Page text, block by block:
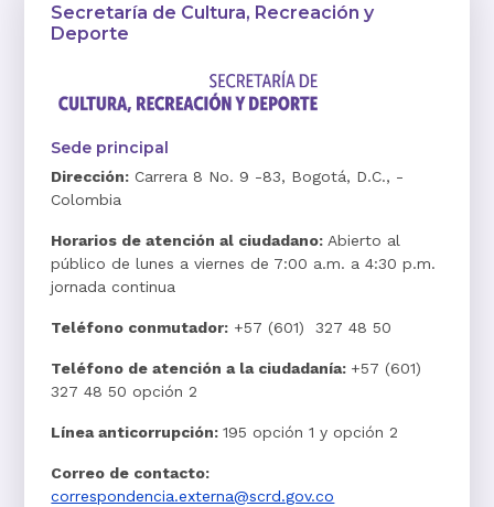
Secretaría de Cultura, Recreación y
Deporte
Sede principal
Dirección: Carrera 8 No. 9 -83, Bogotá, D.C., -
Colombia
Horarios de atención al ciudadano:Abierto al
público de lunes a viernes de 7:00 a.m. a 4:30 p.m.
jornada continua
Teléfono conmutador: +57 (601) 327 48 50
Teléfono de atención a la ciudadanía: +57 (601)
327 48 50 opción 2
Línea anticorrupción:195 opción 1 y opción 2
Correo de contacto:
correspondencia.externa@scrd.gov.co